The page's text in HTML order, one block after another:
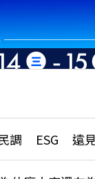
調 ESG 遠
涯攻略
查全解析